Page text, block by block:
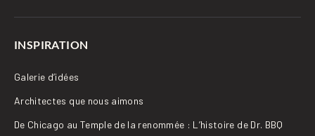
INSPIRATION
Galerie d’idées
Architectes que nous aimons
De Chicago au Temple de la renommée : L’histoire de Dr. BBQ